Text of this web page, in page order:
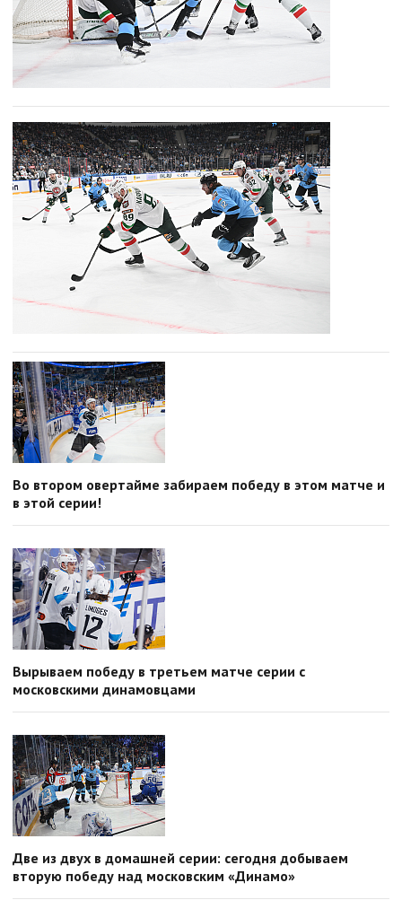
Во втором овертайме забираем победу в этом матче и
в этой серии!
Вырываем победу в третьем матче серии с
московскими динамовцами
Две из двух в домашней серии: сегодня добываем
вторую победу над московским «Динамо»